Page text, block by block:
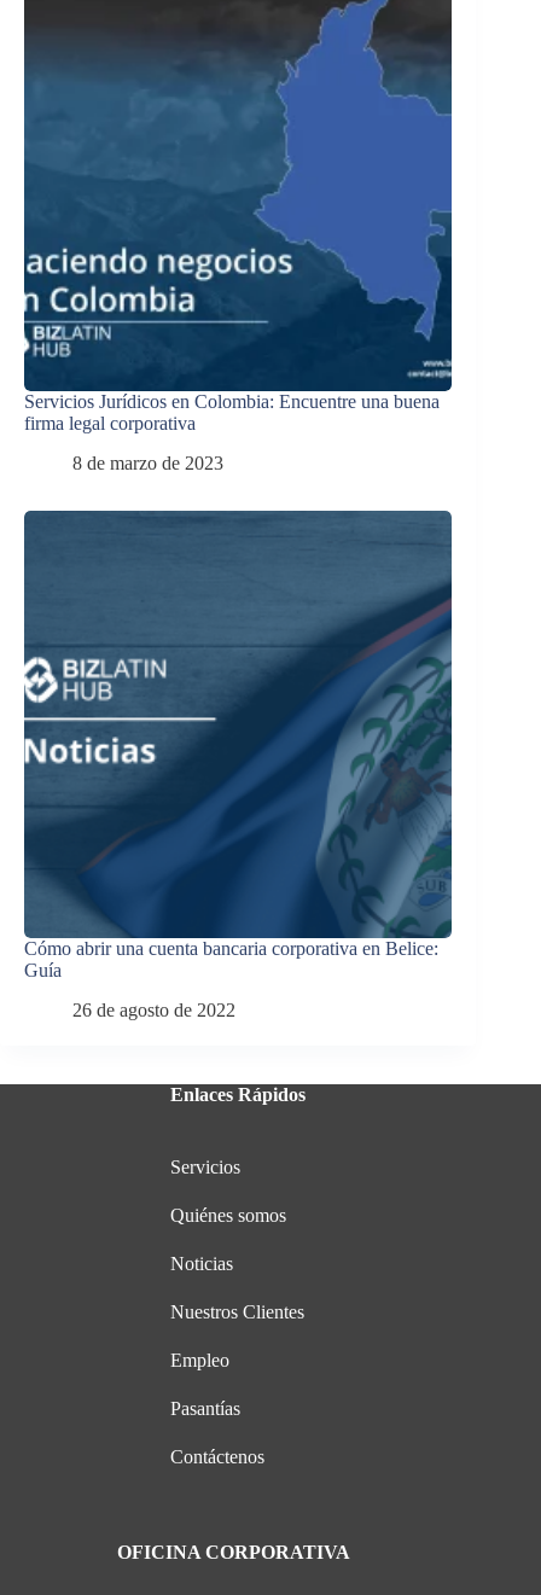
Servicios Jurídicos en Colombia: Encuentre una buena
firma legal corporativa
8 de marzo de 2023
Cómo abrir una cuenta bancaria corporativa en Belice:
Guía
26 de agosto de 2022
Enlaces Rápidos
Servicios
Quiénes somos
Noticias
Nuestros Clientes
Empleo
Pasantías
Contáctenos
OFICINA CORPORATIVA